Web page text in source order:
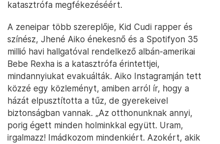
katasztrófa megfékezéséért.
A zeneipar több szereplője, Kid Cudi rapper és
színész, Jhené Aiko énekesnő és a Spotifyon 35
millió havi hallgatóval rendelkező albán-amerikai
Bebe Rexha is a katasztrófa érintettjei,
mindannyiukat evakuálták. Aiko Instagramján tett
közzé egy közleményt, amiben arról ír, hogy a
házát elpusztította a tűz, de gyerekeivel
biztonságban vannak. „Az otthonunknak annyi,
porig égett minden holminkkal együtt. Uram,
irgalmazz! Imádkozom mindenkiért. Azokért, akik